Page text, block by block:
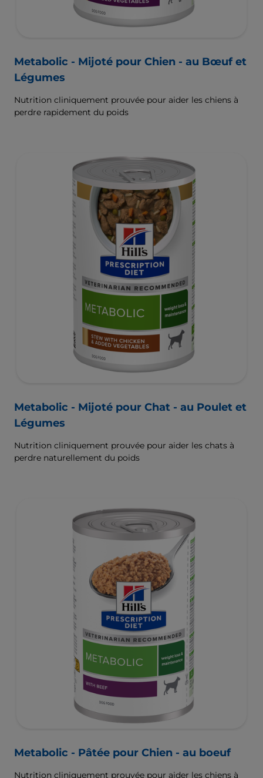
Metabolic - Mijoté pour Chien - au Bœuf et
Légumes
Nutrition cliniquement prouvée pour aider les chiens à
perdre rapidement du poids
Metabolic - Mijoté pour Chat - au Poulet et
Légumes
Nutrition cliniquement prouvée pour aider les chats à
perdre naturellement du poids
Metabolic - Pâtée pour Chien - au boeuf
Nutrition cliniquement prouvée pour aider les chiens à